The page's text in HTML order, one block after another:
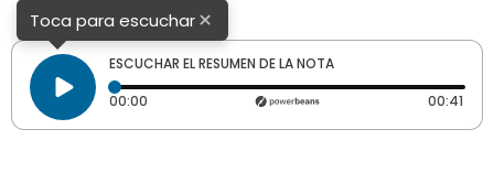
Toca para escuchar×
ESCUCHAR EL RESUMEN DE LA NOTA
00:00 Tiempo transcurrido: 0 segundos 00:41